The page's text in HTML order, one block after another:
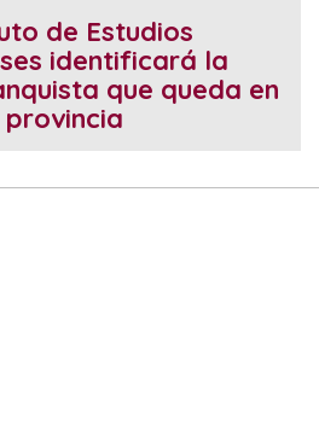
de Estudios
identificará la
que queda en
provincia